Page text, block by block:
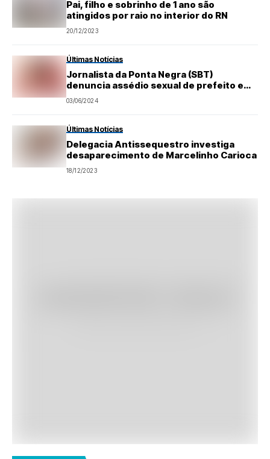
Pai, filho e sobrinho de 1 ano são
atingidos por raio no interior do RN
20/12/2023
Últimas Notícias
Jornalista da Ponta Negra (SBT)
denuncia assédio sexual de prefeito em
Mossoró
03/06/2024
Últimas Notícias
Delegacia Antissequestro investiga
desaparecimento de Marcelinho Carioca
18/12/2023